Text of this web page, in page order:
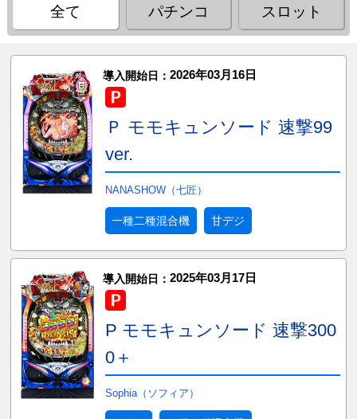
全て パチンコ スロット
導入開始日： 2026年03月16日
Ｐ モモキュンソード 速撃99
ver.
NANASHOW（七匠）
一種二種混合機 甘デジ
導入開始日： 2025年03月17日
P モモキュンソード 速撃300
0＋
Sophia（ソフィア）